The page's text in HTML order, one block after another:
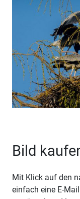
Bild
Mit Klick auf den
einfach eine E-